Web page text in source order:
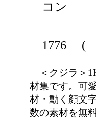
1776
(
＜クジラ＞
材集です。可
材・動く顔文
数の素材を無